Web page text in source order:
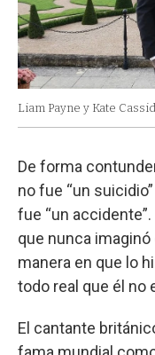
Liam Payne y Kate
De forma
no fue “un
fue “un
que nunca
manera en que lo
todo real que él no
El cantante